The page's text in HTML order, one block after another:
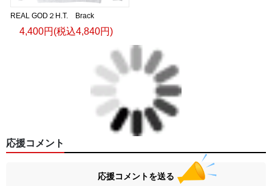
REAL GOD２H.T. Brack
4,400円(税込4,840円)
応援コメント
応援コメントを送る